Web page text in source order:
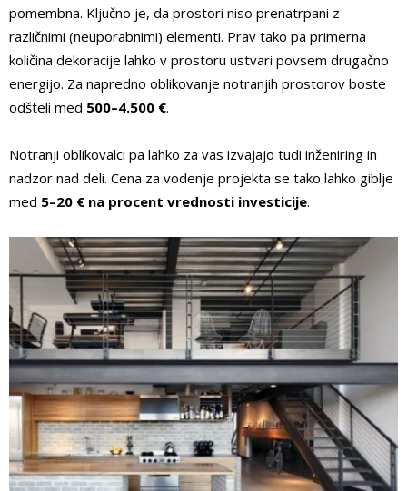
pomembna. Ključno je, da prostori niso prenatrpani z
različnimi (neuporabnimi) elementi. Prav tako pa primerna
količina dekoracije lahko v prostoru ustvari povsem drugačno
energijo. Za napredno oblikovanje notranjih prostorov boste
odšteli med 500–4.500 €.
Notranji oblikovalci pa lahko za vas izvajajo tudi inženiring in
nadzor nad deli. Cena za vodenje projekta se tako lahko giblje
med 5–20 € na procent vrednosti investicije.